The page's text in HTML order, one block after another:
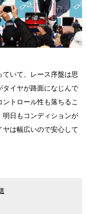
ていて、レース序盤は思
タイヤが路面になじんで
トロール性も落ちるこ
明日もコンディションが
は幅広いので安心して